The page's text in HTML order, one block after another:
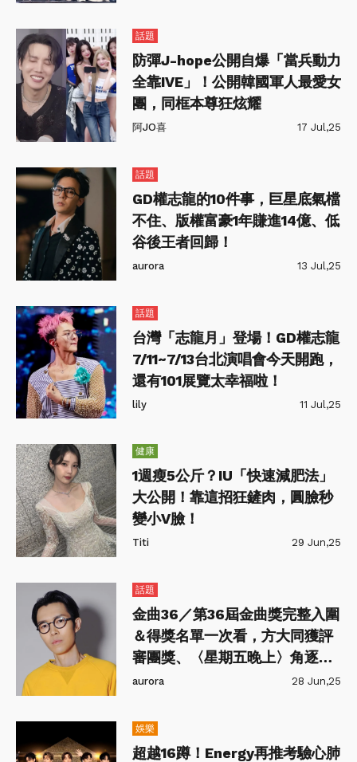
話題
防彈J-hope公開自爆「當兵動力
全靠IVE」！公開韓國軍人最愛女
團，同框本尊狂炫耀
阿JO喜 17 Jul,25
話題
GD權志龍的10件事，巨星底氣檔
不住、版權富豪1年賺進14億、低
谷後王者回歸！
aurora 13 Jul,25
話題
台灣「志龍月」登場！GD權志龍
7/11~7/13台北演唱會今天開跑，
還有101展覽太幸福啦！
lily 11 Jul,25
健康
1週瘦5公斤？IU「快速減肥法」
大公開！靠這招狂鏟肉，圓臉秒
變小V臉！
Titi 29 Jun,25
話題
金曲36／第36屆金曲獎完整入圍
＆得獎名單一次看，方大同獲評
審團獎、〈星期五晚上〉角逐年
度最佳歌曲
aurora 28 Jun,25
娛樂
超越16蹲！Energy再推考驗心肺